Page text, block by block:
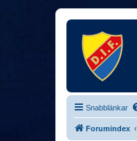
Snabblänkar
Forumindex